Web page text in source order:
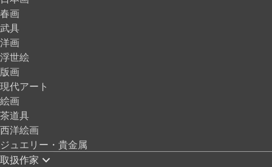
春画
武具
洋画
浮世絵
版画
現代アート
絵画
茶道具
西洋絵画
ジュエリー・貴金属
取扱作家